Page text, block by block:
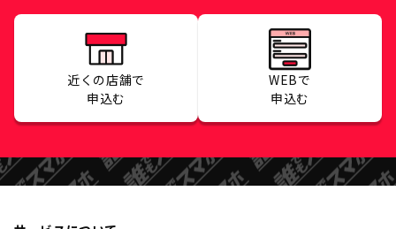
近くの店舗で
申込む
WEBで
申込む